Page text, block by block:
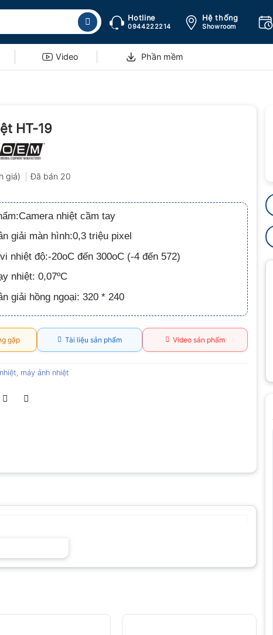
Hotline
0944222214
Hệ thống
Showroom
Video Phần mềm
HT-19
giá) Đã bán 20
nhiệt cầm tay
giải màn hình:0,3 triệu pixel
nhiệt độ:-20oC đến 300oC (-4 đến 572)
nhiệt: 0,07ºC
giải hồng ngoại: 320 * 240
gặp Tài liệu sản phẩm Video sản phẩm
máy ảnh nhiệt